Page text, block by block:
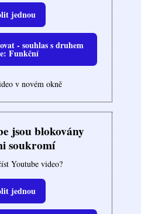
jednou
- souhlas s druhem
Funkční
v novém okně
jsou blokovány
soukromí
Youtube video?
jednou